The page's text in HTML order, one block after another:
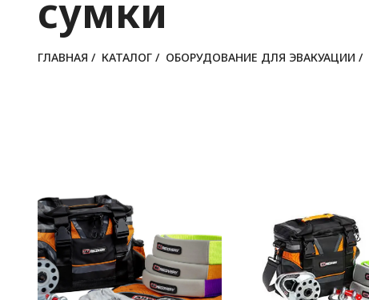
сумки
ГЛАВНАЯ / КАТАЛОГ / ОБОРУДОВАНИЕ ДЛЯ ЭВАКУАЦИИ /